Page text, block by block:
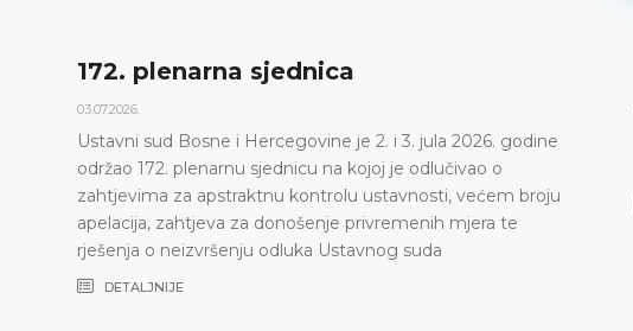
172. plenarna sjednica
03.07.2026.
Ustavni sud Bosne i Hercegovine je 2. i 3. jula 2026. godine
održao 172. plenarnu sjednicu na kojoj je odlučivao o
zahtjevima za apstraktnu kontrolu ustavnosti, većem broju
apelacija, zahtjeva za donošenje privremenih mjera te
rješenja o neizvršenju odluka Ustavnog suda
DETALJNIJE